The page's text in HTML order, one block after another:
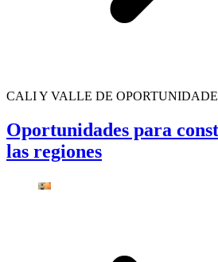
CALI Y VALLE DE
Oportunidades para
las regiones